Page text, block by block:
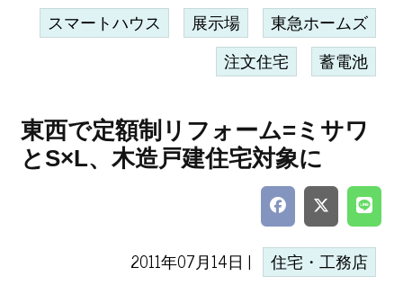
スマートハウス 展示場 東急ホームズ
注文住宅 蓄電池
東西で定額制リフォーム=ミサワ
とS×L、木造戸建住宅対象に
2011年07月14日 | 住宅・工務店